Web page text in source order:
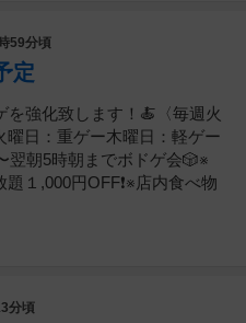
59分頃
定
を強化致します！🍝〈毎週火
曜日：重ゲー木曜日：軽ゲー
翌朝5時朝までボドゲ会🎲※
１,000円OFF❗️※店内食べ物
分頃